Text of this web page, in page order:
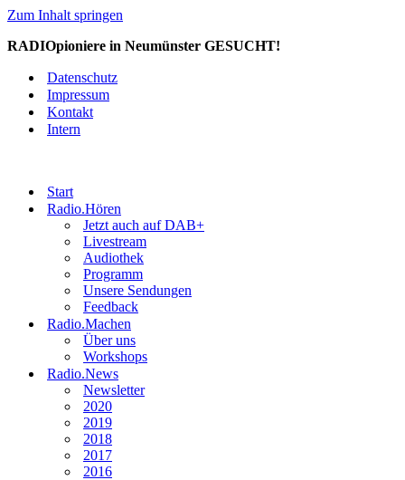
Zum Inhalt springen
RADIOpioniere in Neumünster GESUCHT!
Datenschutz
Impressum
Kontakt
Intern
Start
Radio.Hören
Jetzt auch auf DAB+
Livestream
Audiothek
Programm
Unsere Sendungen
Feedback
Radio.Machen
Über uns
Workshops
Radio.News
Newsletter
2020
2019
2018
2017
2016